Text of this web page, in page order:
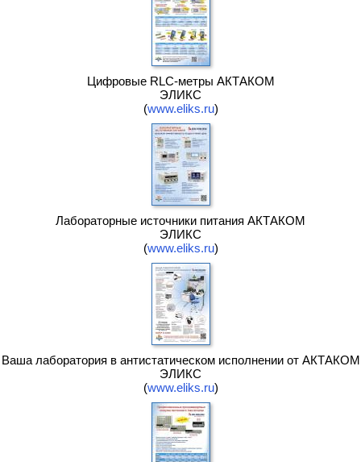
Цифровые RLC-метры АКТАКОМ
ЭЛИКС
(www.eliks.ru)
Лабораторные источники питания АКТАКОМ
ЭЛИКС
(www.eliks.ru)
Ваша лаборатория в антистатическом исполнении от АКТАКОМ
ЭЛИКС
(www.eliks.ru)